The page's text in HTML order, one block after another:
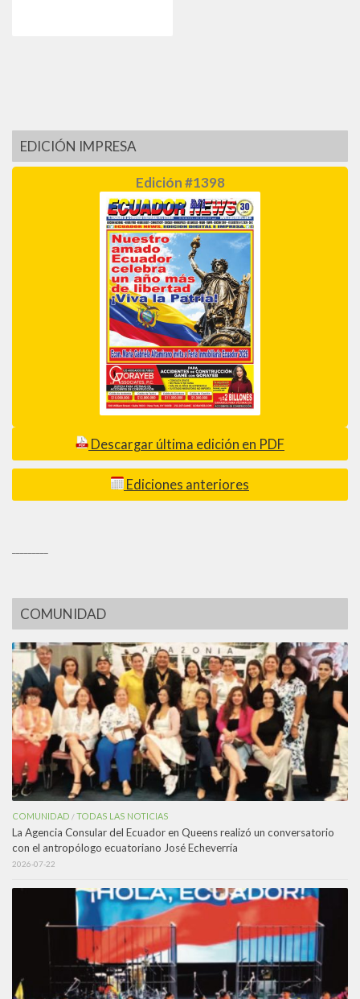
EDICIÓN IMPRESA
Edición #1398
Descargar última edición en PDF
Ediciones anteriores
COMUNIDAD
COMUNIDAD /TODAS LAS NOTICIAS
La Agencia Consular del Ecuador en Queens realizó un conversatorio
con el antropólogo ecuatoriano José Echeverría
2026-07-22